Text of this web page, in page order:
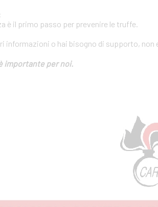
è il primo passo per prevenire le truffe.
informazioni o hai bisogno di supporto,
importante per noi.